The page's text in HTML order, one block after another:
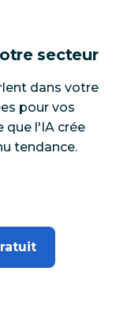
secteur
dans votre
pour vos
que l'IA crée
tendance.